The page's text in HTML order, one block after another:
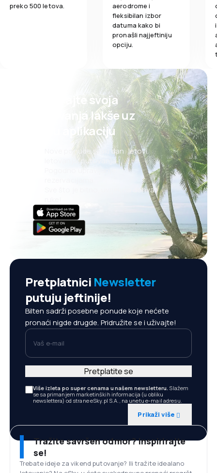
2,0
preko 500 letova.
aerodrome i
fleksibilan izbor
datuma kako bi
pronašli najjeftiniju
opciju.
Planirajte svoja
putovanja lakše uz
našu aplikaciju
Nove ponude svaki dan: letovi,
letovanja, putovanja
Sve što je bitno, uvijek na dohvat
Pretplatnici Newsletter
putuju jeftinije!
Bilten sadrži posebne ponude koje nećete
pronaći nigde drugde. Pridružite se i uživajte!
Vaš e-mail
Više izleta po super cenama u našem newsletteru. Slažem
se sa primanjem marketinških informacija (u obliku
newslettera) od strane eSky.pl S.A., na unetu e-mail adresu.
Prikaži više
Pretplatite se
Tražite savršen odmor? Inspirirajte
se!
Trebate ideje za vikend putovanje? Ili tražite idealano